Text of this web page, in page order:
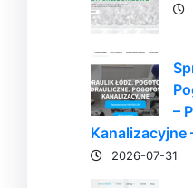
–
Kanalizacyjne
2026-07-31